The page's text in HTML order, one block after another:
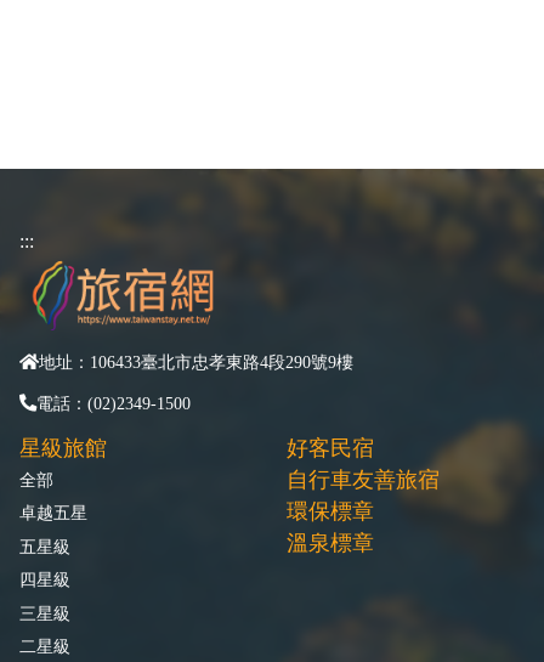
:::
地址：106433臺北市忠孝東路4段290號9樓
電話：(02)2349-1500
星級旅館
全部
卓越五星
五星級
四星級
三星級
二星級
好客民宿
自行車友善旅宿
環保標章
溫泉標章